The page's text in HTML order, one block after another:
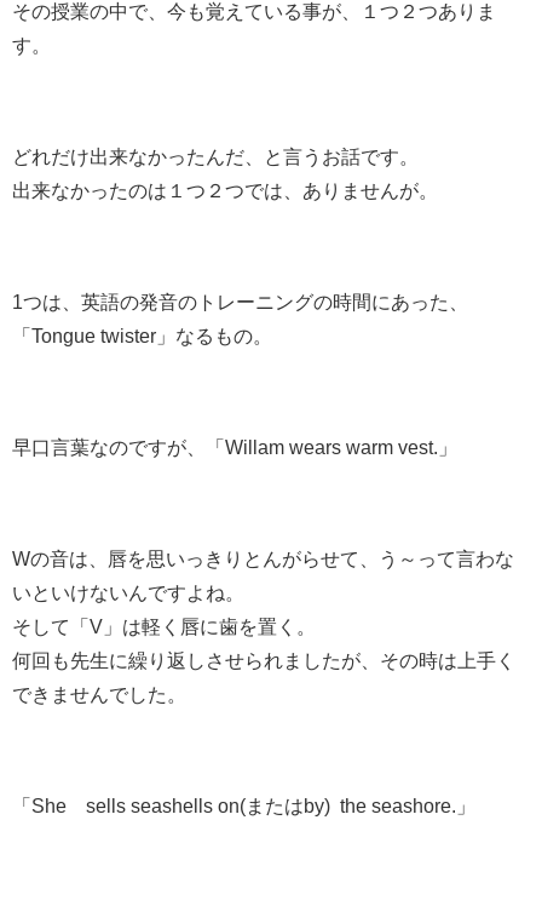
その授業の中で、今も覚えている事が、１つ２つありま
す。
どれだけ出来なかったんだ、と言うお話です。
出来なかったのは１つ２つでは、ありませんが。
1つは、英語の発音のトレーニングの時間にあった、
「Tongue twister」なるもの。
早口言葉なのですが、「Willam wears warm vest.」
Wの音は、唇を思いっきりとんがらせて、う～って言わな
いといけないんですよね。
そして「V」は軽く唇に歯を置く。
何回も先生に繰り返しさせられましたが、その時は上手く
できませんでした。
「She sells seashells on(またはby) the seashore.」